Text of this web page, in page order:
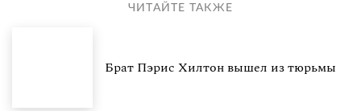
ЧИТАЙТЕ ТАКЖЕ
Брат Пэрис Хилтон вышел из тюрьмы